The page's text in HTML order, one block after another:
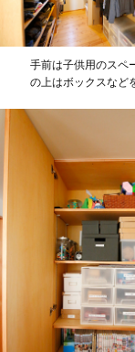
手前は子供用のスペ
の上はボックスなど